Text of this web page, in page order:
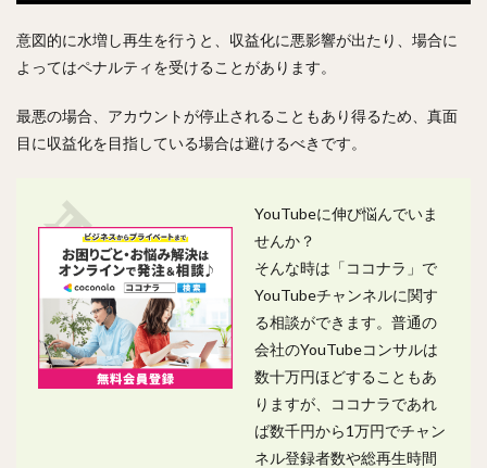
意図的に水増し再生を行うと、収益化に悪影響が出たり、場合に
よってはペナルティを受けることがあります。
最悪の場合、アカウントが停止されることもあり得るため、真面
目に収益化を目指している場合は避けるべきです。
YouTubeに伸び悩んでいま
せんか？
そんな時は「ココナラ」で
YouTubeチャンネルに関す
る相談ができます。普通の
会社のYouTubeコンサルは
数十万円ほどすることもあ
りますが、ココナラであれ
ば数千円から1万円でチャン
ネル登録者数や総再生時間